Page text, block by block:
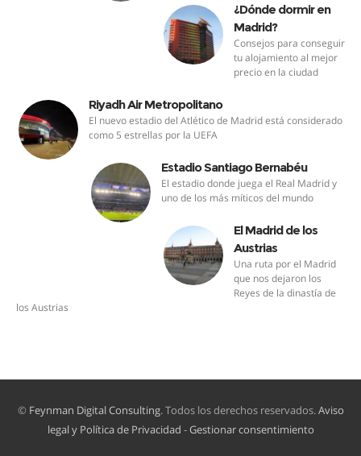
¿Dónde dormir en
Madrid?
Consejos para conseguir
tu alojamiento al mejor
precio en la ciudad
Riyadh Air Metropolitano
El nuevo estadio del Atlético de Madrid está considerado
como 5 estrellas por la UEFA
Estadio Santiago Bernabéu
El estadio donde juega el Real Madrid y
uno de los más míticos del mundo
El Madrid de los
Austrias
Una ruta por el Madrid
que nos dejaron los
Reyes de la dinastía de
los Austrias
© Feynman Digital Consulting. Todos los derechos reservados. Aviso
legal y Política de Privacidad -Gestionar consentimiento